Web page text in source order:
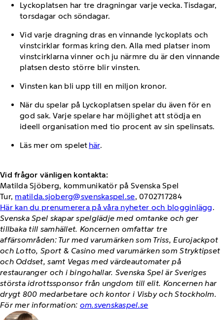
Lyckoplatsen har tre dragningar varje vecka. Tisdagar,
torsdagar och söndagar.
Vid varje dragning dras en vinnande lyckoplats och
vinstcirklar formas kring den. Alla med platser inom
vinstcirklarna vinner och ju närmre du är den vinnande
platsen desto större blir vinsten.
Vinsten kan bli upp till en miljon kronor.
När du spelar på Lyckoplatsen spelar du även för en
god sak. Varje spelare har möjlighet att stödja en
ideell organisation med tio procent av sin spelinsats.
Läs mer om spelet här.
Vid frågor vänligen kontakta:
Matilda Sjöberg, kommunikatör på Svenska Spel
Tur, matilda.sjoberg@svenskaspel.se, 0702717284
Här kan du prenumerera på våra nyheter och blogginlägg.
Svenska Spel skapar spelglädje med omtanke och ger
tillbaka till samhället. Koncernen omfattar tre
affärsområden: Tur med varumärken som Triss, Eurojackpot
och Lotto, Sport & Casino med varumärken som Stryktipset
och Oddset, samt Vegas med värdeautomater på
restauranger och i bingohallar. Svenska Spel är Sveriges
största idrottssponsor från ungdom till elit. Koncernen har
drygt 800 medarbetare och kontor i Visby och Stockholm.
För mer information: om.svenskaspel.se